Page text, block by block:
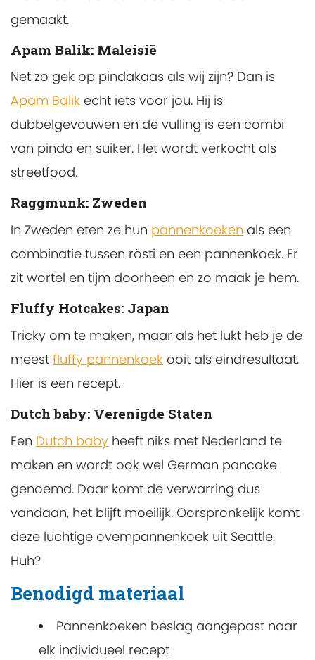
gemaakt.
Apam Balik: Maleisië
Net zo gek op pindakaas als wij zijn? Dan is
Apam Balik echt iets voor jou. Hij is
dubbelgevouwen en de vulling is een combi
van pinda en suiker. Het wordt verkocht als
streetfood.
Raggmunk: Zweden
In Zweden eten ze hun pannenkoeken als een
combinatie tussen rösti en een pannenkoek. Er
zit wortel en tijm doorheen en zo maak je hem.
Fluffy Hotcakes: Japan
Tricky om te maken, maar als het lukt heb je de
meest fluffy pannenkoek ooit als eindresultaat.
Hier is een recept.
Dutch baby: Verenigde Staten
Een Dutch baby heeft niks met Nederland te
maken en wordt ook wel German pancake
genoemd. Daar komt de verwarring dus
vandaan, het blijft moeilijk. Oorspronkelijk komt
deze luchtige ovempannenkoek uit Seattle.
Huh?
Benodigd materiaal
Pannenkoeken beslag aangepast naar
elk individueel recept